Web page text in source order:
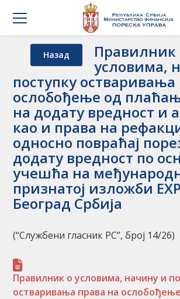
Назад Правилник
условима,
поступку остваривања
ослобођење од
на додату вредност и
као и права на
односно повраћај
додату вредност по
учешћа на
признатој изложби
Београд Србија
(“Службени гласник РС”, брoj 14/26)
Правилник о условима, начину и
остваривања права на